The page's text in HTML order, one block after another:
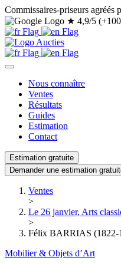
Commissaires-priseurs agréés
★ 4,9/5
Nous connaître
Ventes
Résultats
Guides
Estimation
Contact
Estimation gratuite
Demander une estimation
Ventes
>
Le 26 janvier, Arts
>
Félix BARRIAS (1822-
Mobilier & Objets d’Art